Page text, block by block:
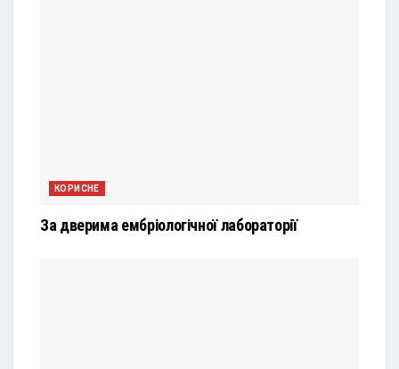
КОРИСНЕ
За дверима ембріологічної лабораторії